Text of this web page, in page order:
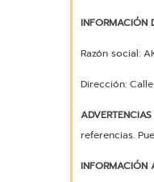
INFORMACIÓN
Razón social:
Dirección:
referencias.
INFORMACIÓN